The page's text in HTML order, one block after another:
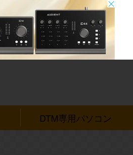
DTM専用パソコン